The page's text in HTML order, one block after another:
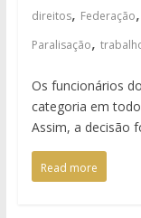
direitos, Federação,
Paralisação,
Os funcionários
categoria em
Assim, a decisão
Read more